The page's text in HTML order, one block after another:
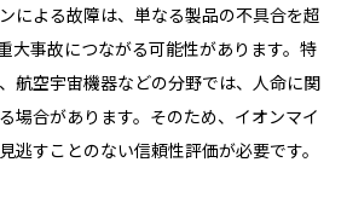
による故障は、単なる製品の不具合を超
大事故につながる可能性があります。特
航空宇宙機器などの分野では、人命に関
場合があります。そのため、イオンマイ
逃すことのない信頼性評価が必要です。